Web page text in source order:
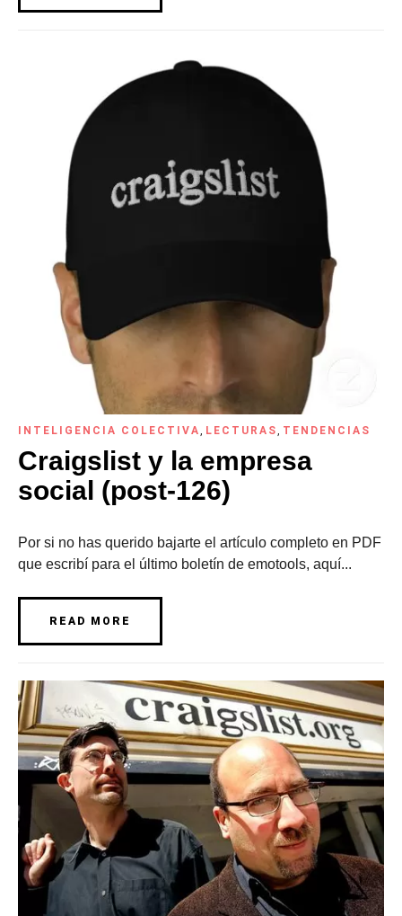
INTELIGENCIA COLECTIVA LECTURAS TENDENCIAS
Craigslist y la empresa
social (post-126)
Por si no has querido bajarte el artículo completo en PDF
que escribí para el último boletín de emotools, aquí...
READ MORE